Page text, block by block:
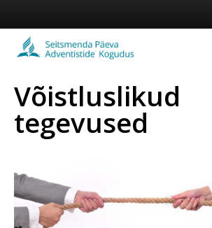
Koduleht
Vaata veel
Võistluslikud
tegevused